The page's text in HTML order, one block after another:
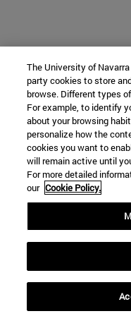
The University of
party cookies to store
browse. Different types
For example, to identify
about your browsing
personalize how the
cookies you want to
will remain active until
For more detailed
our Cookie Policy.